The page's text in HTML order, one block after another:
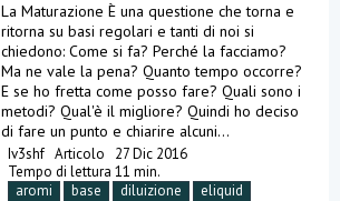
La Maturazione È una questione che torna e
ritorna su basi regolari e tanti di noi si
chiedono: Come si fa? Perché la facciamo?
Ma ne vale la pena? Quanto tempo occorre?
E se ho fretta come posso fare? Quali sono i
metodi? Qual'è il migliore? Quindi ho deciso
di fare un punto e chiarire alcuni...
Iv3shf Articolo
27 Dic 2016
Tempo di lettura 11 min.
aromi
base diluizione
eliquid